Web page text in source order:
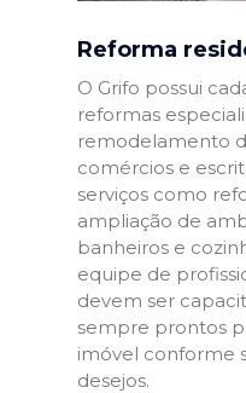
Reforma
O Grifo possui
reformas
remodelamento
comércios e
serviços como
ampliação de
banheiros e
equipe de
devem ser
sempre prontos
imóvel conforme
desejos.